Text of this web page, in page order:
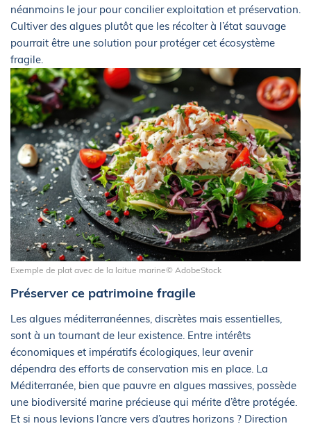
néanmoins le jour pour concilier exploitation et préservation.
Cultiver des algues plutôt que les récolter à l’état sauvage
pourrait être une solution pour protéger cet écosystème
fragile.
Exemple de plat avec de la laitue marine© AdobeStock
Préserver ce patrimoine fragile
Les algues méditerranéennes, discrètes mais essentielles,
sont à un tournant de leur existence. Entre intérêts
économiques et impératifs écologiques, leur avenir
dépendra des efforts de conservation mis en place. La
Méditerranée, bien que pauvre en algues massives, possède
une biodiversité marine précieuse qui mérite d’être protégée.
Et si nous levions l’ancre vers d’autres horizons ? Direction